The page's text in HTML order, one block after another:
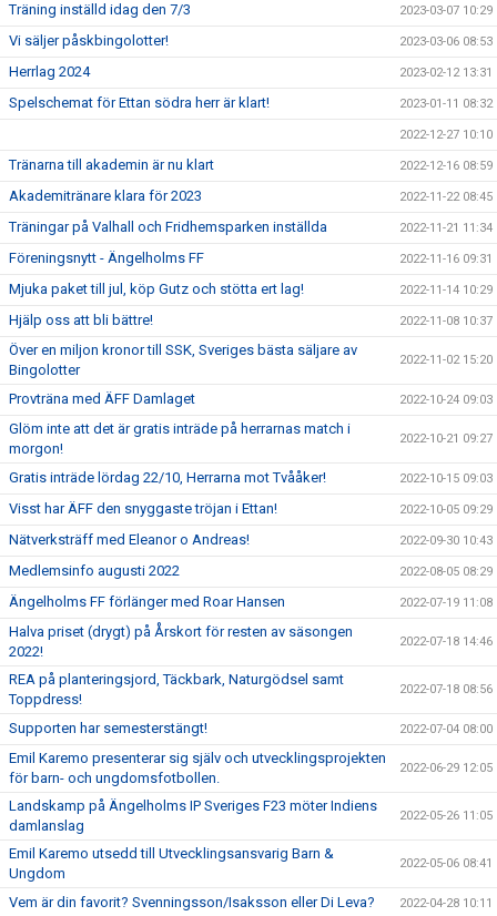
Träning inställd idag den 7/3 2023-03-07 10:29
Vi säljer påskbingolotter! 2023-03-06 08:53
Herrlag 2024 2023-02-12 13:31
Spelschemat för Ettan södra herr är klart! 2023-01-11 08:32
2022-12-27 10:10
Tränarna till akademin är nu klart 2022-12-16 08:59
Akademitränare klara för 2023 2022-11-22 08:45
Träningar på Valhall och Fridhemsparken inställda 2022-11-21 11:34
Föreningsnytt - Ängelholms FF 2022-11-16 09:31
Mjuka paket till jul, köp Gutz och stötta ert lag! 2022-11-14 10:29
Hjälp oss att bli bättre! 2022-11-08 10:37
Över en miljon kronor till SSK, Sveriges bästa säljare av
Bingolotter
2022-11-02 15:20
Provträna med ÄFF Damlaget 2022-10-24 09:03
Glöm inte att det är gratis inträde på herrarnas match i
morgon!
2022-10-21 09:27
Gratis inträde lördag 22/10, Herrarna mot Tvååker! 2022-10-15 09:03
Visst har ÄFF den snyggaste tröjan i Ettan! 2022-10-05 09:29
Nätverksträff med Eleanor o Andreas! 2022-09-30 10:43
Medlemsinfo augusti 2022 2022-08-05 08:29
Ängelholms FF förlänger med Roar Hansen 2022-07-19 11:08
Halva priset (drygt) på Årskort för resten av säsongen
2022!
2022-07-18 14:46
REA på planteringsjord, Täckbark, Naturgödsel samt
Toppdress!
2022-07-18 08:56
Supporten har semesterstängt! 2022-07-04 08:00
Emil Karemo presenterar sig själv och utvecklingsprojekten
för barn- och ungdomsfotbollen.
2022-06-29 12:05
Landskamp på Ängelholms IP Sveriges F23 möter Indiens
damlanslag
2022-05-26 11:05
Emil Karemo utsedd till Utvecklingsansvarig Barn &
Ungdom
2022-05-06 08:41
Vem är din favorit? Svenningsson/Isaksson eller Di Leva? 2022-04-28 10:11